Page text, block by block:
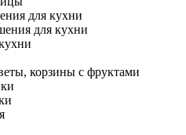
для кухни
для кухни
корзины с фруктами